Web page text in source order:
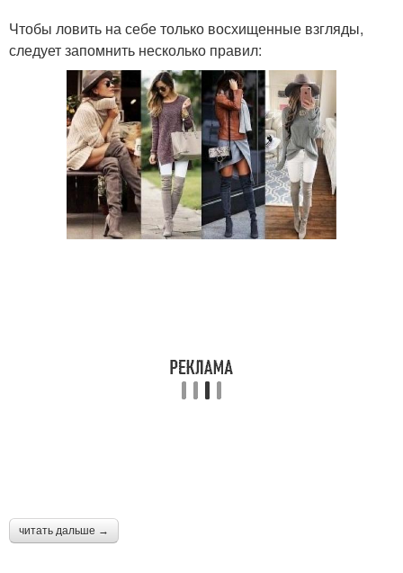
Ботфорты с одеждой Ботфорты на низком
Ботфорты на высоком
каблуке
Одежды с бордовыми
ботфортами
Чтобы ловить на себе только восхищенные взгляды,
следует запомнить несколько правил:
читать дальше →